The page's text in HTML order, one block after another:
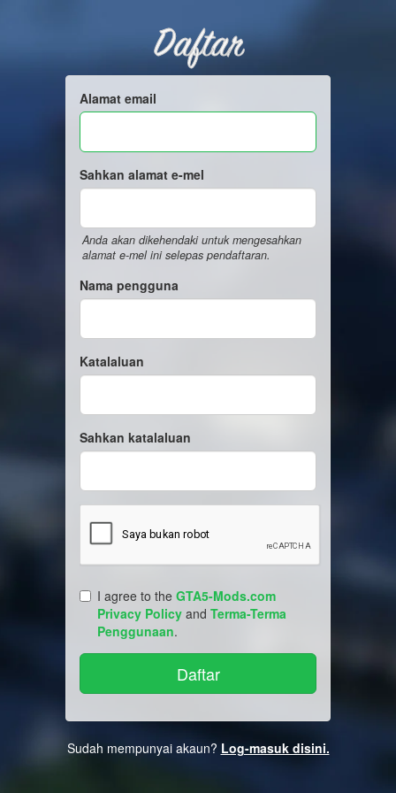
Daftar
Alamat email
Sahkan alamat e-mel
Anda akan dikehendaki untuk mengesahkan
alamat e-mel ini selepas pendaftaran.
Nama pengguna
Katalaluan
Sahkan katalaluan
I agree to the GTA5-Mods.com
Privacy Policy and Terma-Terma
Penggunaan.
Sudah mempunyai akaun? Log-masuk disini.